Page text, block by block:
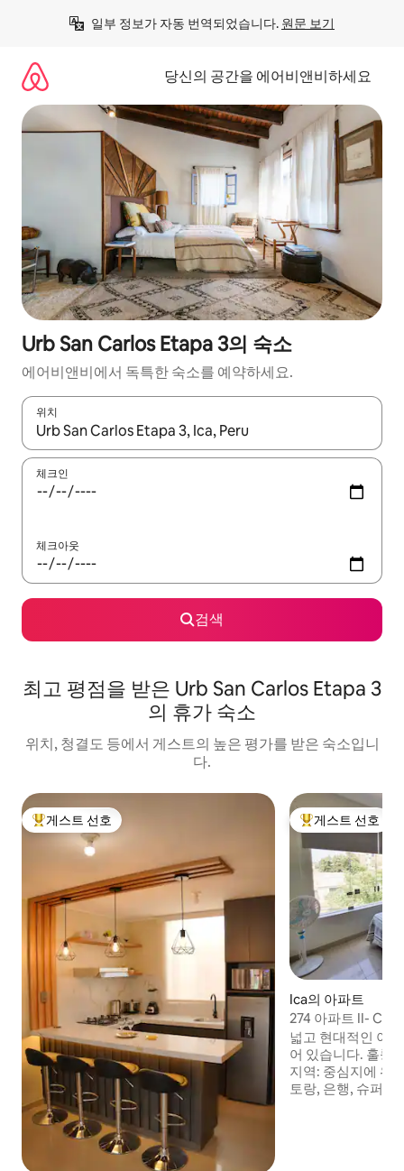
일부 정보가 자동 번역되었습니다. 원문 보기
당신의 공간을 에어비앤비하세요
Urb San Carlos Etapa 3의 숙소
에어비앤비에서 독특한 숙소를 예약하세요.
위치
결과가 나오면 위·아래 화살표 키를 사용하거나 터치 또는 스와이
체크인
체크아웃
검색
최고 평점을 받은 Urb San Carlos Etapa 3
의 휴가 숙소
위치, 청결도 등에서 게스트의 높은 평가를 받은 숙소입니
다.
상위 게스트 선호
게스트 선호 상위 게스트 선호
게스트 선호
Ica의 아파트
274 아파트 II- Cll.
카
넓고 현대적인 아
어 있습니다. 훌륭
지역: 중심지에 위
토랑, 은행, 슈퍼마